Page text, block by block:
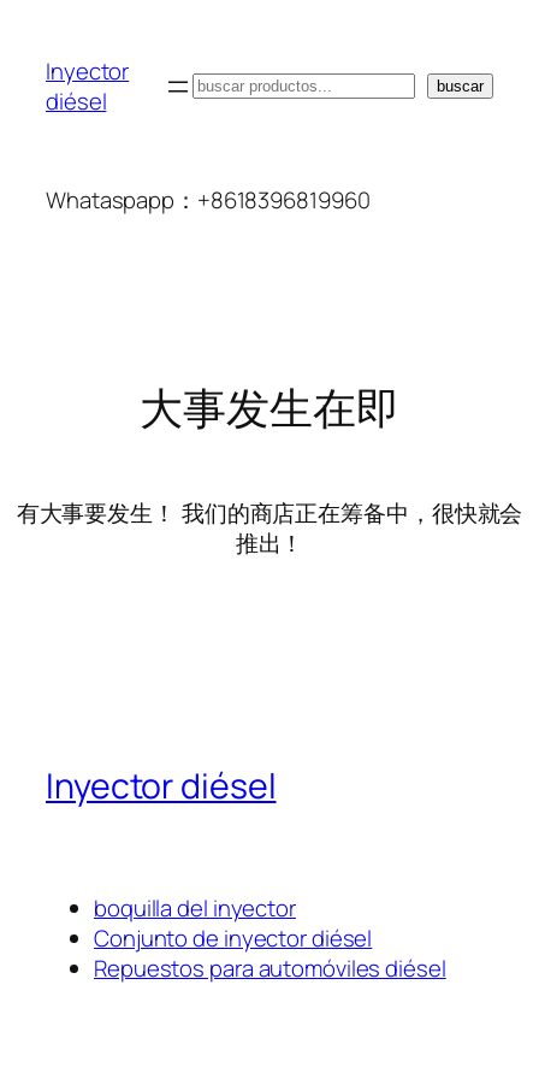
Inyector
diésel
搜
buscar
Whataspapp：+8618396819960
大事发生在即
有大事要发生！ 我们的商店正在筹备中，很快就会
推出！
Inyector diésel
boquilla del inyector
Conjunto de inyector diésel
Repuestos para automóviles diésel